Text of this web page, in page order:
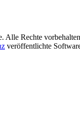
Alle Rechte
veröffentlichte